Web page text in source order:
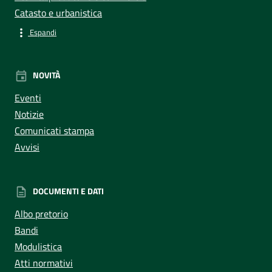
Catasto e urbanistica
Espandi
NOVITÀ
Eventi
Notizie
Comunicati stampa
Avvisi
DOCUMENTI E DATI
Albo pretorio
Bandi
Modulistica
Atti normativi